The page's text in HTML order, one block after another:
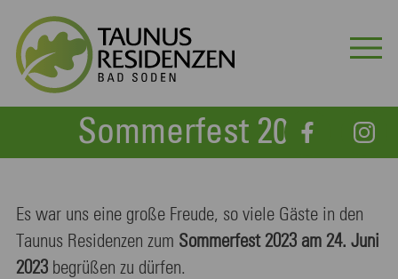
Sommerfest 2023
Es war uns eine große Freude, so viele Gäste in den
Taunus Residenzen zum Sommerfest 2023 am 24. Juni
2023 begrüßen zu dürfen.